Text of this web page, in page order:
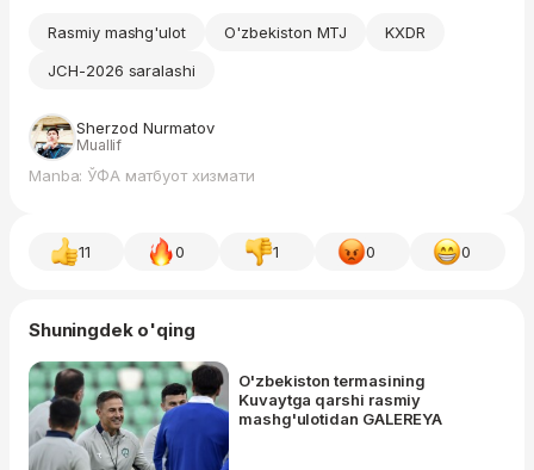
Rasmiy mashg'ulot O'zbekiston MTJ
KXDR
JCH-2026 saralashi
Sherzod Nurmatov
Muallif
Manba: ЎФА матбуот хизмати
11 0 1 0 0
Shuningdek o'qing
O'zbekiston termasining
Kuvaytga qarshi rasmiy
mashg'ulotidan GALEREYA